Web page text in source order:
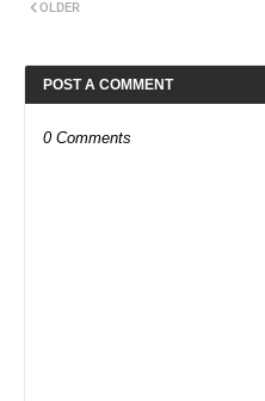
OLDER
POST A COMMENT
0 Comments